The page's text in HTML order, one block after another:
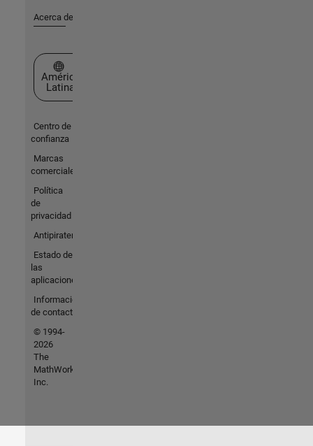
Acerca de MathWorks
Seleccione un país/idioma
América
Latina
Centro de
confianza
Marcas
comerciales
Política
de
privacidad
Antipiratería
Estado de
las
aplicaciones
Información
de contacto
© 1994-
2026
The
MathWorks,
Inc.